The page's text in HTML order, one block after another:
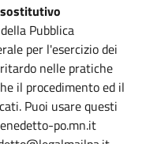
Pubblica
per l'esercizio dei
nelle pratiche
il procedimento ed il
Puoi usare questi
po.mn.it